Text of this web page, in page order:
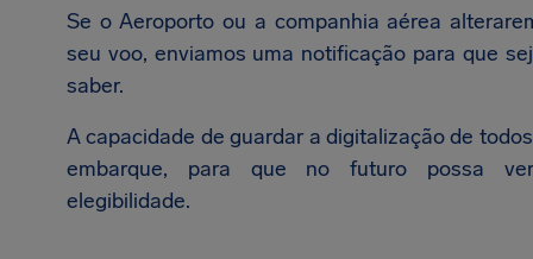
Se o Aeroporto ou a companhia aérea
seu voo, enviamos uma notificação para que
saber.
A capacidade de guardar a digitalização de
embarque, para que no futuro possa
elegibilidade.